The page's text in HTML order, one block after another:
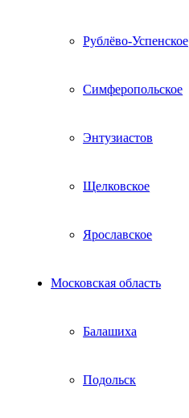
Рублёво-Успенское
Симферопольское
Энтузиастов
Щелковское
Ярославское
Московская область
Балашиха
Подольск